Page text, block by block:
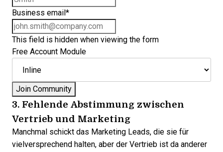
Business email *
This field is hidden when viewing the form
Free Account Module
3. Fehlende Abstimmung zwischen
Vertrieb und Marketing
Manchmal schickt das Marketing Leads, die sie für
vielversprechend halten, aber der Vertrieb ist da anderer